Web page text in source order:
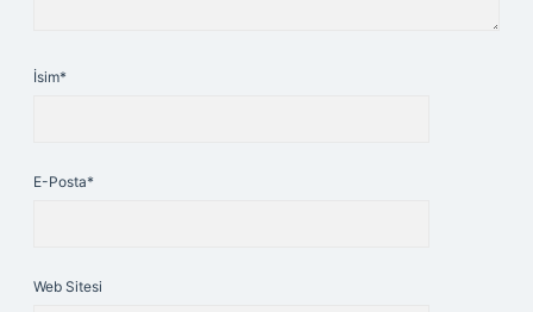
İsim*
E-Posta*
Web Sitesi